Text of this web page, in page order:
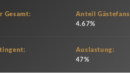
Gesamt:
Anteil
4.67%
Auslastung:
47%